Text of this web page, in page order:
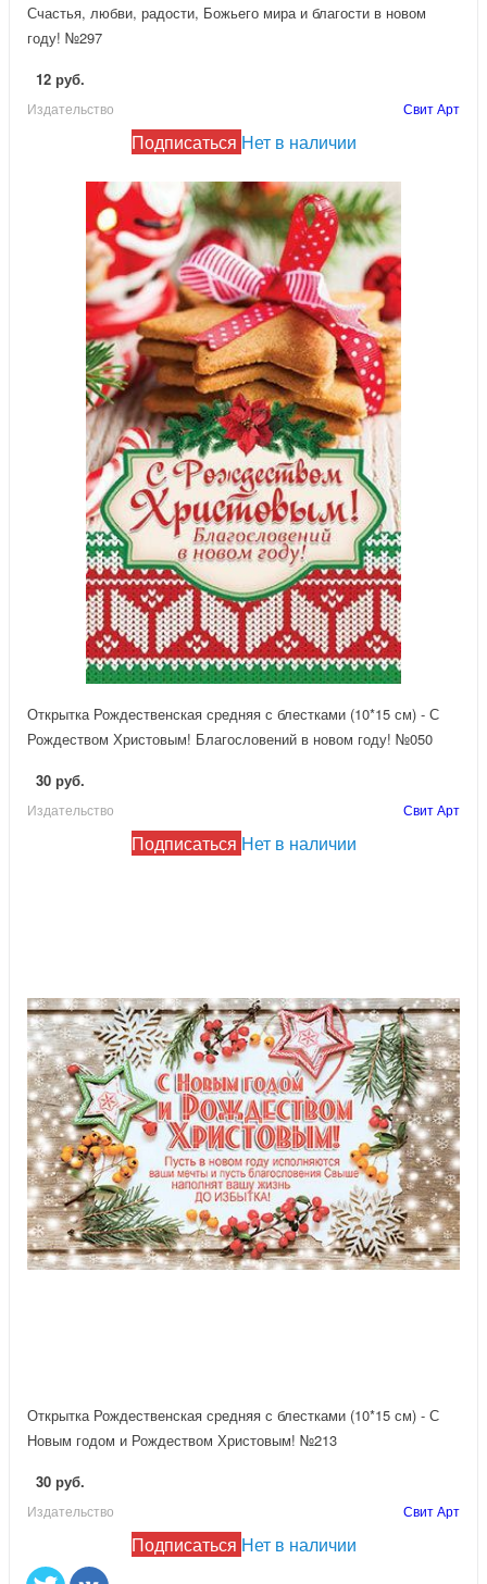
Счастья, любви, радости, Божьего мира и благости в новом
году! №297
12 руб.
Издательство Свит Арт
Подписаться Нет в наличии
Открытка Рождественская средняя с блестками (10*15 см) - С
Рождеством Христовым! Благословений в новом году! №050
30 руб.
Издательство Свит Арт
Подписаться Нет в наличии
Открытка Рождественская средняя с блестками (10*15 см) - С
Новым годом и Рождеством Христовым! №213
30 руб.
Издательство Свит Арт
Подписаться Нет в наличии